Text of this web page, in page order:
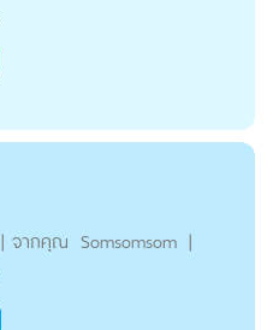
| จากคุณ Somsomsom |